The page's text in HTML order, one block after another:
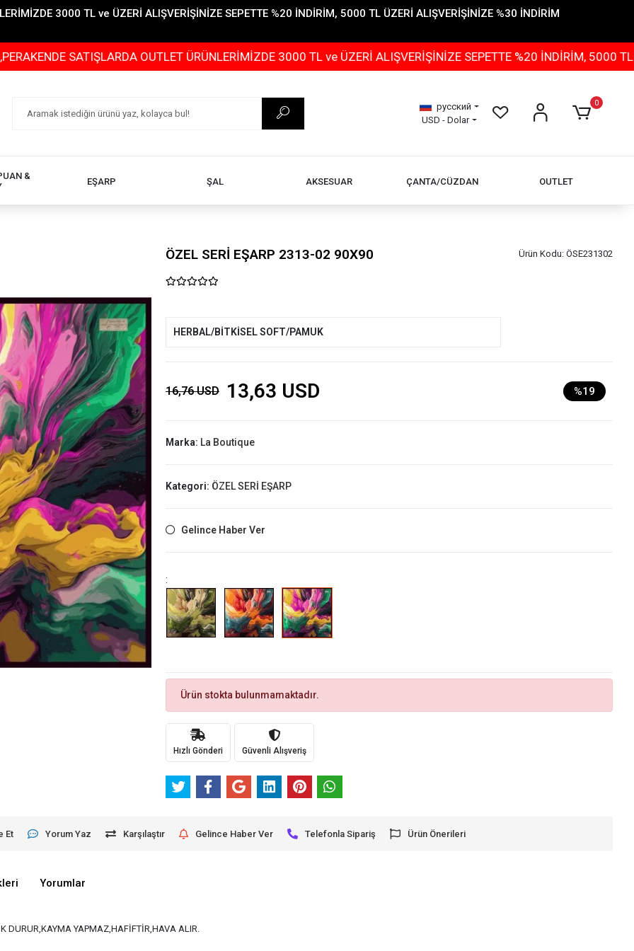
3000 TL ve ÜZERİ ALIŞVERİŞİNİZE SEPETTE %20 İNDİRİM, 5000 TL ÜZERİ ALIŞVERİŞİNİZE %30 İNDİRİM
SATIŞLARDA OUTLET ÜRÜNLERİMİZDE 3000 TL ve ÜZERİ ALIŞVERİŞİNİZE SEPETTE %20 İNDİRİM, 5000 TL ÜZERİ
русский
USD - Dolar
0
&
EŞARP ŞAL AKSESUAR ÇANTA/CÜZDAN OUTLET
ÖZEL SERİ EŞARP 2313-02 90X90 Ürün Kodu: ÖSE231302
HERBAL/BİTKİSEL SOFT/PAMUK
16,76 USD 13,63 USD %19
Marka: La Boutique
Kategori: ÖZEL SERİ EŞARP
Gelince Haber Ver
:
Ürün stokta bulunmamaktadır.
Hızlı Gönderi Güvenli Alışveriş
Et Yorum Yaz Karşılaştır Gelince Haber Ver Telefonla Sipariş Ürün Önerileri
Yorumlar
DURUR,KAYMA YAPMAZ,HAFİFTİR,HAVA ALIR.